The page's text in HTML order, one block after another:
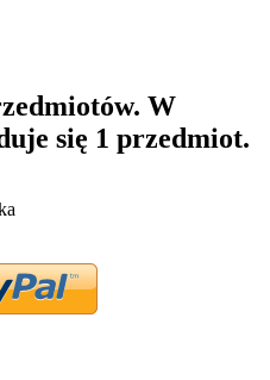
W
się 1 przedmiot.